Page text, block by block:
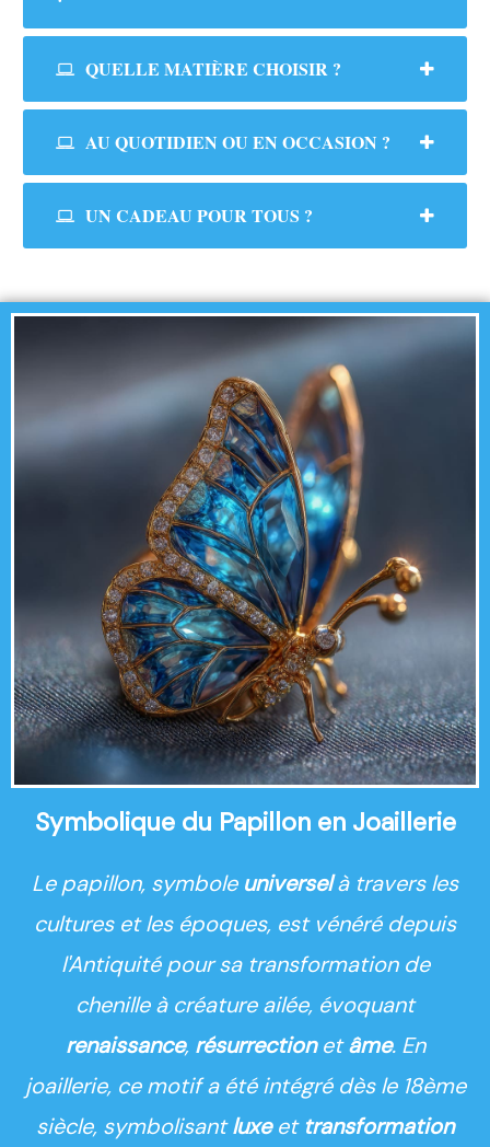
QUELLE MATIÈRE CHOISIR ?
AU QUOTIDIEN OU EN OCCASION ?
UN CADEAU POUR TOUS ?
Symbolique du Papillon en Joaillerie
Le papillon, symbole universelà travers les
cultures et les époques, est vénéré depuis
l'Antiquité pour sa transformation de
chenille à créature ailée, évoquant
renaissance, résurrectionetâme. En
joaillerie, ce motif a été intégré dès le 18ème
siècle, symbolisantluxeet transformation